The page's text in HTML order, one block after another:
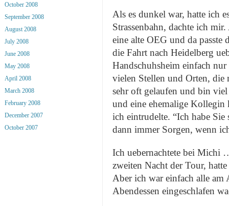
Als es dunkel war, hatte ich
Strassenbahn, dachte ich
eine alte OEG und da passte
die Fahrt nach Heidelberg
Handschuhsheim einfach
vielen Stellen und Orten,
sehr oft gelaufen und bin
und eine ehemalige Kollegin
ich eintrudelte. “Ich habe
dann immer Sorgen, wenn
Ich uebernachtete bei Michi
zweiten Nacht der Tour,
Aber ich war einfach alle am
Abendessen eingeschlafen
October 2008
September 2008
August 2008
July 2008
June 2008
May 2008
April 2008
March 2008
February 2008
December 2007
October 2007